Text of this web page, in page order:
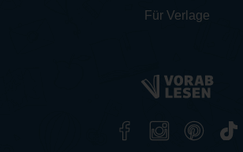
Für Verlage